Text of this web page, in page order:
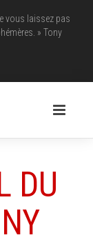
vous laissez pas
» Tony
DU